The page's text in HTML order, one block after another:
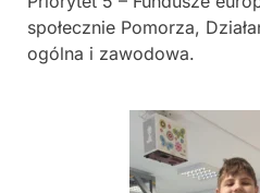
społecznie Pomorza,
ogólna i zawodowa.